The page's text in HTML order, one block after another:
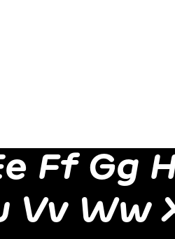
Ff Gg
Vv Ww